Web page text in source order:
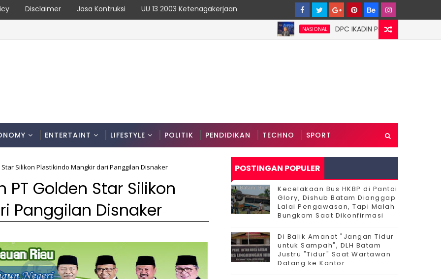
Disclaimer Jasa Kontruksi UU 13 2003 Ketenagakerjaan
NASIONAL DPC IKADIN Pekanbaru Kutuk
ENTERTAINT LIFESTYLE POLITIK PENDIDIKAN TECHNO SPORT
Silikon Plastikindo Mangkir dari Panggilan Disnaker
PT Golden Star Silikon
Panggilan Disnaker
POSTINGAN POPULER
Kecelakaan Bus HKBP di Pantai
Glory, Dishub Batam Dianggap
Lalai Pengawasan, Tapi Malah
Bungkam Saat Dikonfirmasi
Di Balik Amanat "Jangan Tidur
untuk Sampah", DLH Batam
Justru "Tidur" Saat Wartawan
Datang ke Kantor